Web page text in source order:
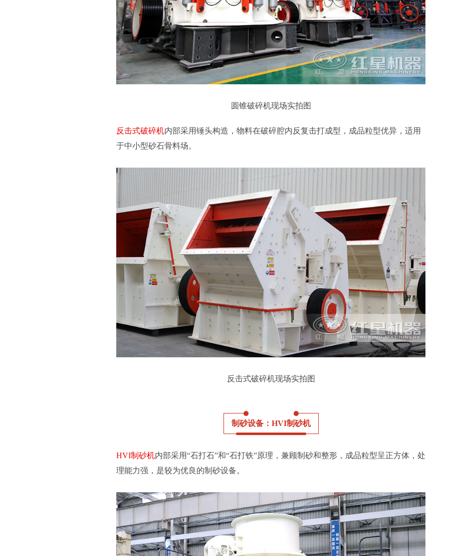
圆锥破碎机现场实拍图
反击式破碎机内部采用锤头构造，物料在破碎腔内反复击打成型，成品粒型优异，适用
于中小型砂石骨料场。
反击式破碎机现场实拍图
制砂设备：HVI制砂机
HVI制砂机内部采用“石打石”和“石打铁”原理，兼顾制砂和整形，成品粒型呈正方体，处
理能力强，是较为优良的制砂设备。